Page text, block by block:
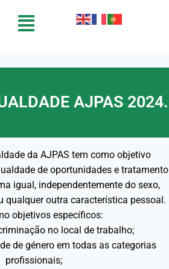
AJPAS 2024.
da AJPAS tem como objetivo
de oportunidades e tratamento
igual, independentemente do sexo,
qualquer outra característica pessoal.
objetivos específicos:
no local de trabalho;
de género em todas as categorias
profissionais;